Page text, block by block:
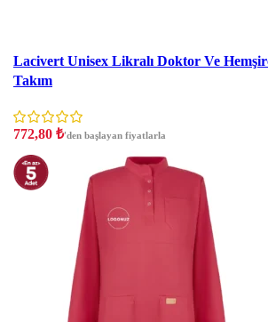
Lacivert Unisex Likralı Doktor Ve
Takım
772,80 ₺'den başlayan fiyatlarla